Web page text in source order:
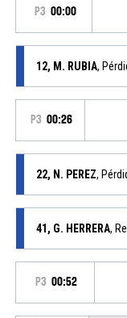
P3 00:00
12, M. RUBIA,
P3 00:26
22, N. PEREZ,
41, G. HERRERA,
P3 00:52